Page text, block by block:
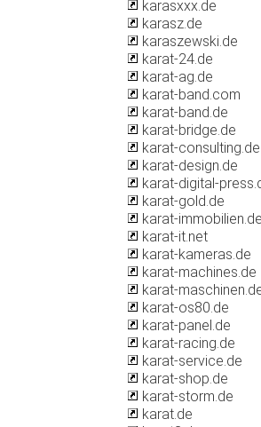
karasxxx.de
karasz.de
karaszewski.de
karat-24.de
karat-ag.de
karat-band.com
karat-band.de
karat-bridge.de
karat-consulting.de
karat-design.de
karat-digital-
karat-gold.de
karat-immobilien.de
karat-it.net
karat-kameras.de
karat-machines.de
karat-
karat-os80.de
karat-panel.de
karat-racing.de
karat-service.de
karat-shop.de
karat-storm.de
karat.de